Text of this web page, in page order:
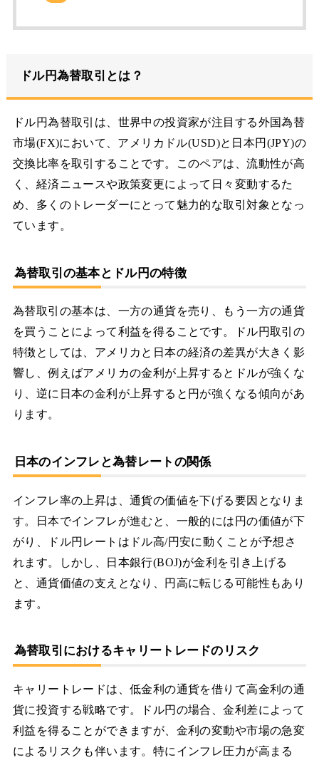
ドル円為替取引とは？
ドル円為替取引は、世界中の投資家が注目する外国為替
市場(FX)において、アメリカドル(USD)と日本円(JPY)の
交換比率を取引することです。このペアは、流動性が高
く、経済ニュースや政策変更によって日々変動するた
め、多くのトレーダーにとって魅力的な取引対象となっ
ています。
為替取引の基本とドル円の特徴
為替取引の基本は、一方の通貨を売り、もう一方の通貨
を買うことによって利益を得ることです。ドル円取引の
特徴としては、アメリカと日本の経済の差異が大きく影
響し、例えばアメリカの金利が上昇するとドルが強くな
り、逆に日本の金利が上昇すると円が強くなる傾向があ
ります。
日本のインフレと為替レートの関係
インフレ率の上昇は、通貨の価値を下げる要因となりま
す。日本でインフレが進むと、一般的には円の価値が下
がり、ドル円レートはドル高/円安に動くことが予想さ
れます。しかし、日本銀行(BOJ)が金利を引き上げる
と、通貨価値の支えとなり、円高に転じる可能性もあり
ます。
為替取引におけるキャリートレードのリスク
キャリートレードは、低金利の通貨を借りて高金利の通
貨に投資する戦略です。ドル円の場合、金利差によって
利益を得ることができますが、金利の変動や市場の急変
によるリスクも伴います。特にインフレ圧力が高まる